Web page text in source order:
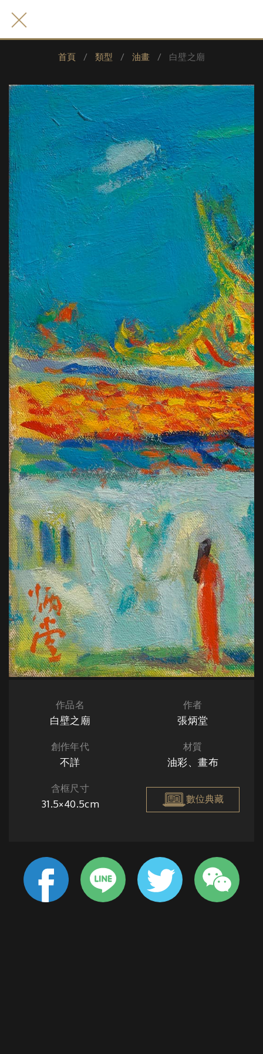
首頁 類型 油畫 白壁之廟
作品名
白壁之廟
作者
張炳堂
創作年代
不詳
材質
油彩、畫布
含框尺寸
31.5×40.5cm 數位典藏